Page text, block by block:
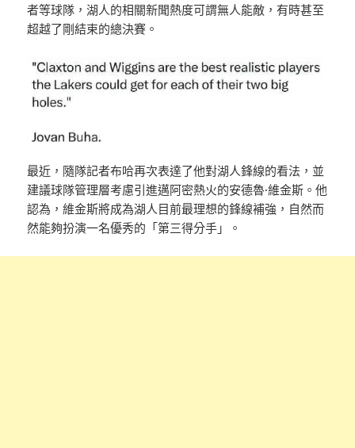
者等球隊，湖人的相關新聞熱度可謂無人能敵，有時甚至
超越了剛結束的總決賽。
最近，隨隊記者布哈再次表達了他對湖人鋒線的看法，並
建議球隊管理層考慮引進邁阿密熱火的安德魯·維金斯。他
認為，維金斯將成為湖人目前最理想的鋒線補強，自然而
然能夠扮演一名優秀的「第三得分手」。